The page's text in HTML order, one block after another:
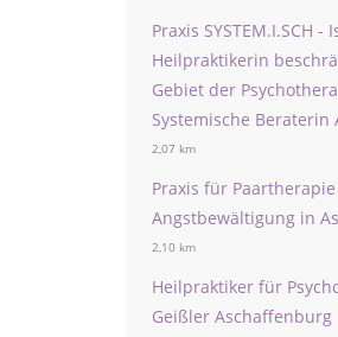
Praxis SYSTEM.I.SCH -
Heilpraktikerin
Gebiet der
Systemische
2,07 km
Praxis für
Angstbewältigung in
2,10 km
Heilpraktiker für
Geißler Aschaffenburg